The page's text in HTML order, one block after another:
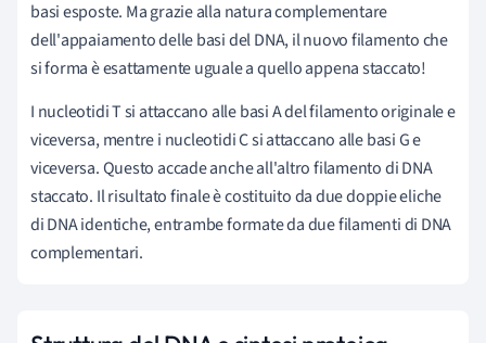
basi esposte. Ma grazie alla natura complementare
dell'appaiamento delle basi del DNA, il nuovo filamento che
si forma è esattamente uguale a quello appena staccato!
I nucleotidi T si attaccano alle basi A del filamento originale e
viceversa, mentre i nucleotidi C si attaccano alle basi G e
viceversa. Questo accade anche all'altro filamento di DNA
staccato. Il risultato finale è costituito da due doppie eliche
di DNA identiche, entrambe formate da due filamenti di DNA
complementari.